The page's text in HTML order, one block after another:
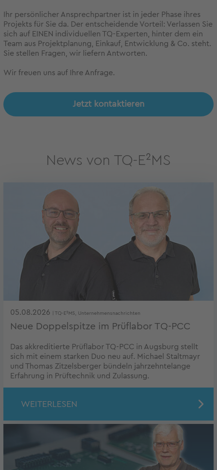
Ihr persönlicher Ansprechpartner ist in jeder Phase ihres
Projekts für Sie da. Der entscheidende Vorteil: Verlassen Sie
sich auf EINEN individuellen TQ-Experten, hinter dem ein
Team aus Projektplanung, Einkauf, Entwicklung & Co. steht.
Sie stellen Fragen, wir liefern Antworten.
Wir freuen uns auf Ihre Anfrage.
Jetzt kontaktieren
News von TQ-E²MS
05.08.2026 | TQ-E²MS, Unternehmensnachrichten
Neue Doppelspitze im Prüflabor TQ-PCC
Das akkreditierte Prüflabor TQ-PCC in Augsburg stellt
sich mit einem starken Duo neu auf. Michael Staltmayr
und Thomas Zitzelsberger bündeln jahrzehntelange
Erfahrung in Prüftechnik und Zulassung.
WEITERLESEN